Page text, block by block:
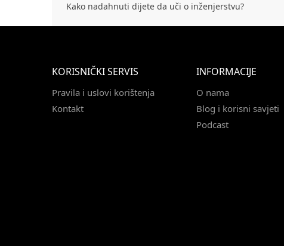
Kako nadahnuti dijete da uči o inženjerstvu?
KORISNIČKI SERVIS
Pravila i uslovi korištenja
Kontakt
INFORMACIJE
O nama
Blog i korisni savjeti
Podcast